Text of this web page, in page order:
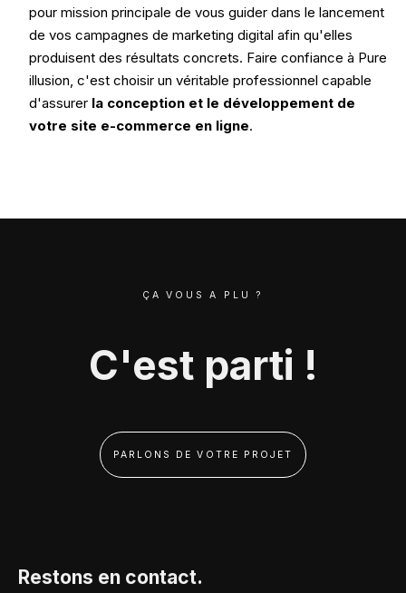
pour mission principale de vous guider dans le lancement
de vos campagnes de marketing digital afin qu'elles
produisent des résultats concrets. Faire confiance à Pure
illusion, c'est choisir un véritable professionnel capable
d'assurer la conception et le développement de
votre site e-commerce en ligne.
ÇA VOUS A PLU ?
C'est parti !
PARLONS DE VOTRE PROJET
Restons en contact.